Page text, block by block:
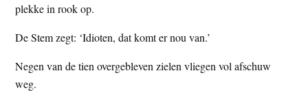
plekke in rook op.
De Stem zegt: ‘Idioten, dat komt er nou van.’
Negen van de tien overgebleven zielen vliegen vol afschuw
weg.